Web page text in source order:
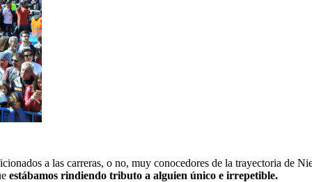
a las carreras, o no, muy conocedores de la trayectoria de
estábamos rindiendo tributo a alguien único e irrepetible.